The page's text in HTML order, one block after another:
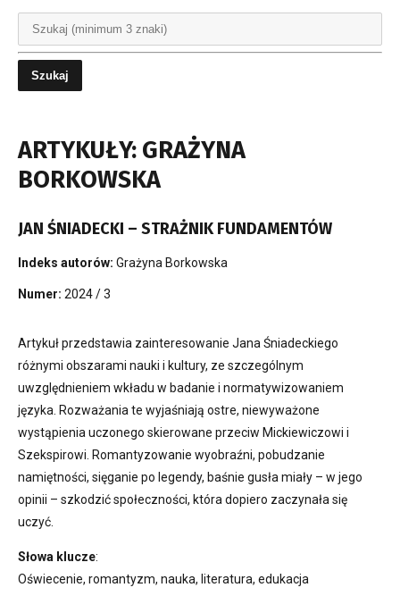
ARTYKUŁY: GRAŻYNA
BORKOWSKA
JAN ŚNIADECKI – STRAŻNIK FUNDAMENTÓW
Indeks autorów: Grażyna Borkowska
Numer: 2024 / 3
Artykuł przedstawia zainteresowanie Jana Śniadeckiego
różnymi obszarami nauki i kultury, ze szczególnym
uwzględnieniem wkładu w badanie i normatywizowaniem
języka. Rozważania te wyjaśniają ostre, niewyważone
wystąpienia uczonego skierowane przeciw Mickiewiczowi i
Szekspirowi. Romantyzowanie wyobraźni, pobudzanie
namiętności, sięganie po legendy, baśnie gusła miały – w jego
opinii – szkodzić społeczności, która dopiero zaczynała się
uczyć.
Słowa klucze:
Oświecenie, romantyzm, nauka, literatura, edukacja